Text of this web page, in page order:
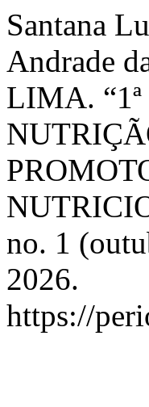
Santana
Andrade
LIMA.
no. 1
2026.
https://